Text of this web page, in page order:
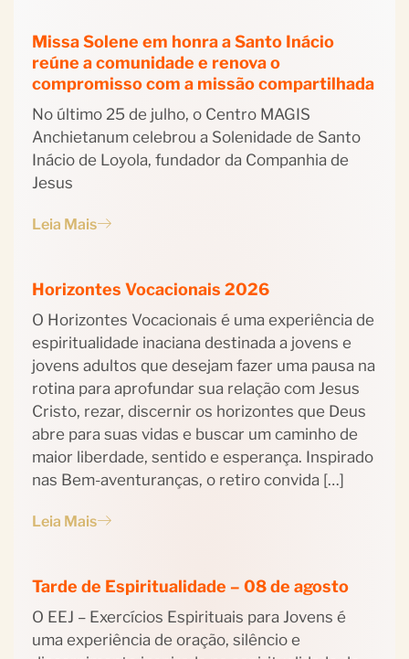
Missa Solene em honra a Santo Inácio
reúne a comunidade e renova o
compromisso com a missão compartilhada
No último 25 de julho, o Centro MAGIS
Anchietanum celebrou a Solenidade de Santo
Inácio de Loyola, fundador da Companhia de
Jesus
Leia Mais
Horizontes Vocacionais 2026
O Horizontes Vocacionais é uma experiência de
espiritualidade inaciana destinada a jovens e
jovens adultos que desejam fazer uma pausa na
rotina para aprofundar sua relação com Jesus
Cristo, rezar, discernir os horizontes que Deus
abre para suas vidas e buscar um caminho de
maior liberdade, sentido e esperança. Inspirado
nas Bem-aventuranças, o retiro convida […]
Leia Mais
Tarde de Espiritualidade – 08 de agosto
O EEJ – Exercícios Espirituais para Jovens é
uma experiência de oração, silêncio e